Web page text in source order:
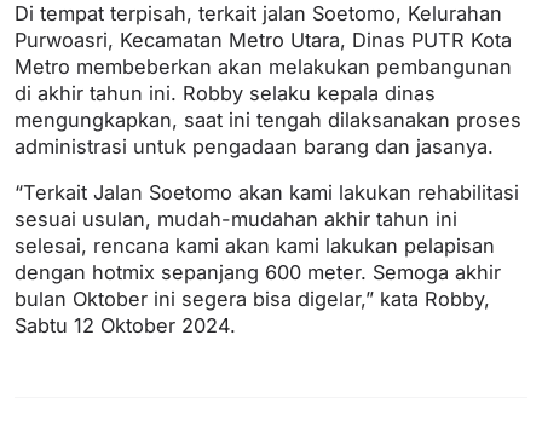
Di tempat terpisah, terkait jalan Soetomo, Kelurahan
Purwoasri, Kecamatan Metro Utara, Dinas PUTR Kota
Metro membeberkan akan melakukan pembangunan
di akhir tahun ini. Robby selaku kepala dinas
mengungkapkan, saat ini tengah dilaksanakan proses
administrasi untuk pengadaan barang dan jasanya.
“Terkait Jalan Soetomo akan kami lakukan rehabilitasi
sesuai usulan, mudah-mudahan akhir tahun ini
selesai, rencana kami akan kami lakukan pelapisan
dengan hotmix sepanjang 600 meter. Semoga akhir
bulan Oktober ini segera bisa digelar,” kata Robby,
Sabtu 12 Oktober 2024.